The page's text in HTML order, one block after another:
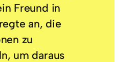
Freund in
an, die
zu
um daraus